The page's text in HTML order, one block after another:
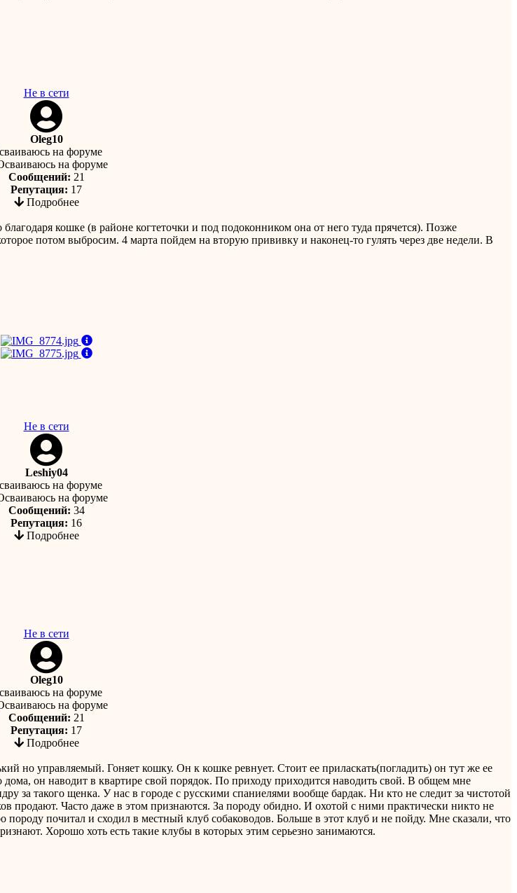
Не в сети
Oleg10
на форуме
Сообщений: 21
Репутация: 17
Подробнее
кошке (в районе когтеточки и под подоконником она от него туда прячется). Позже
потом выбросим. 4 марта пойдем на вторую прививку и наконец-то гулять через две недели. В
Не в сети
Leshiy04
на форуме
Сообщений: 34
Репутация: 16
Подробнее
Не в сети
Oleg10
на форуме
Сообщений: 21
Репутация: 17
Подробнее
но управляемый. Гоняет кошку. Он к кошке ревнует. Стоит ее приласкать(погладить) он тут же ее
дома, он наводит в квартире свой порядок. По приходу приходится наводить свой. В общем мне
за такого щенка. У нас в городе с русскими спаниелями вообще бардак. Ни кто не следит за чистотой
продают. Часто даже в этом признаются. За породу обидно. И охотой с ними практически никто не
почитал и сходил в местный клуб собаководов. Больше в этот клуб и не пойду. Мне сказали, что
Хорошо хоть есть такие клубы в которых этим серьезно занимаются.